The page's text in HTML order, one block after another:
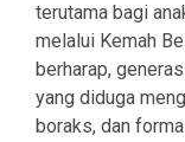
terutama bagi
melalui Kemah
berharap,
yang diduga
boraks, dan